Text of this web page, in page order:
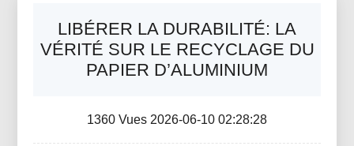
LIBÉRER LA DURABILITÉ: LA
VÉRITÉ SUR LE RECYCLAGE DU
PAPIER D’ALUMINIUM
1360 Vues 2026-06-10 02:28:28